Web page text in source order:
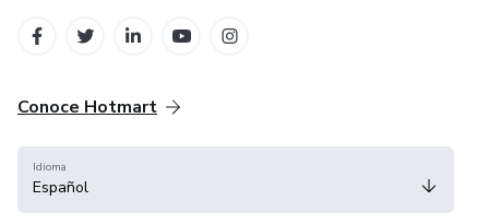
Conoce Hotmart
Idioma
Español